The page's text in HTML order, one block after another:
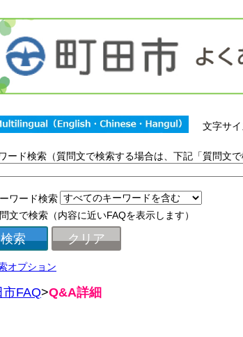
文字サイ
ード検索（質問文で検索する場合は、下記「質問文
ワード検索
文で検索（内容に近いFAQを表示します）
オプション
市FAQ>Q&A詳細